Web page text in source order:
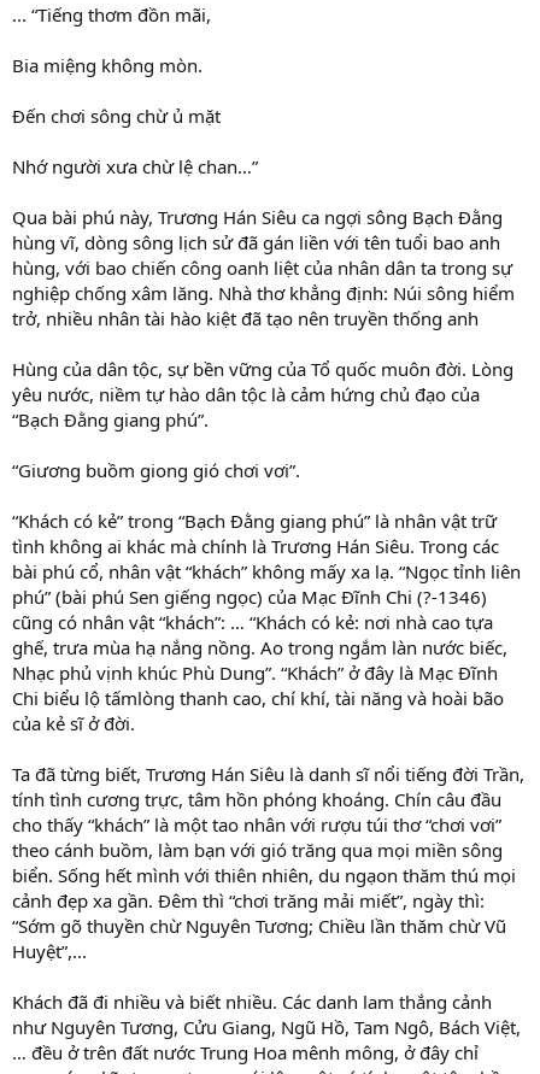
... “Tiếng thơm đồn mãi,
Bia miệng không mòn.
Đến chơi sông chừ ủ mặt
Nhớ người xưa chừ lệ chan…”
Qua bài phú này, Trương Hán Siêu ca ngợi sông Bạch Đằng
hùng vĩ, dòng sông lịch sử đã gán liền với tên tuổi bao anh
hùng, với bao chiến công oanh liệt của nhân dân ta trong sự
nghiệp chống xâm lăng. Nhà thơ khẳng định: Núi sông hiểm
trở, nhiều nhân tài hào kiệt đã tạo nên truyền thống anh
Hùng của dân tộc, sự bền vững của Tổ quốc muôn đời. Lòng
yêu nước, niềm tự hào dân tộc là cảm hứng chủ đạo của
“Bạch Đằng giang phú”.
“Giương buồm giong gió chơi vơi”.
“Khách có kẻ” trong “Bạch Đằng giang phú” là nhân vật trữ
tình không ai khác mà chính là Trương Hán Siêu. Trong các
bài phú cổ, nhân vật “khách” không mấy xa lạ. “Ngọc tỉnh liên
phú” (bài phú Sen giếng ngọc) của Mạc Đĩnh Chi (?-1346)
cũng có nhân vật “khách”: … “Khách có kẻ: nơi nhà cao tựa
ghế, trưa mùa hạ nắng nồng. Ao trong ngắm làn nước biếc,
Nhạc phủ vịnh khúc Phù Dung”. “Khách” ở đây là Mạc Đĩnh
Chi biểu lộ tấmlòng thanh cao, chí khí, tài năng và hoài bão
của kẻ sĩ ở đời.
Ta đã từng biết, Trương Hán Siêu là danh sĩ nổi tiếng đời Trần,
tính tình cương trực, tâm hồn phóng khoáng. Chín câu đầu
cho thấy “khách” là một tao nhân với rượu túi thơ “chơi vơi”
theo cánh buồm, làm bạn với gió trăng qua mọi miền sông
biển. Sống hết mình với thiên nhiên, du ngạon thăm thú mọi
cảnh đẹp xa gần. Đêm thì “chơi trăng mải miết”, ngày thì:
“Sớm gõ thuyền chừ Nguyên Tương; Chiều lần thăm chừ Vũ
Huyệt”,...
Khách đã đi nhiều và biết nhiều. Các danh lam thắng cảnh
như Nguyên Tương, Cửu Giang, Ngũ Hồ, Tam Ngô, Bách Việt,
… đều ở trên đất nước Trung Hoa mênh mông, ở đây chỉ